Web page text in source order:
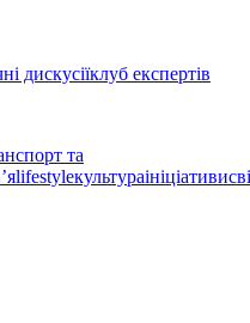
дискусіїклуб експертів
та
lifestyleкультураініціативи